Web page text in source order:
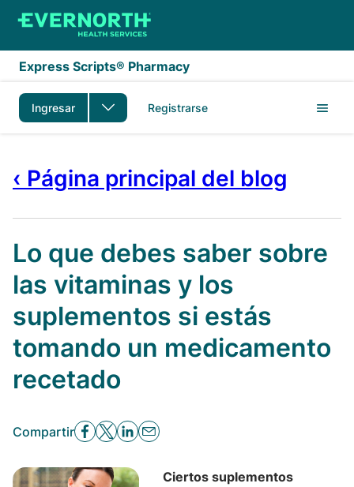
Saltar al contenido principal
Express Scripts® Pharmacy
Ingresar Registrarse
‹ Página principal del blog
Lo que debes saber sobre
las vitaminas y los
suplementos si estás
tomando un medicamento
recetado
Compartir
Ciertos suplementos